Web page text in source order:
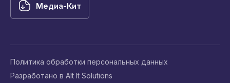
Медиа-Кит
Политика обработки персональных данных
Разработано в Alt It Solutions